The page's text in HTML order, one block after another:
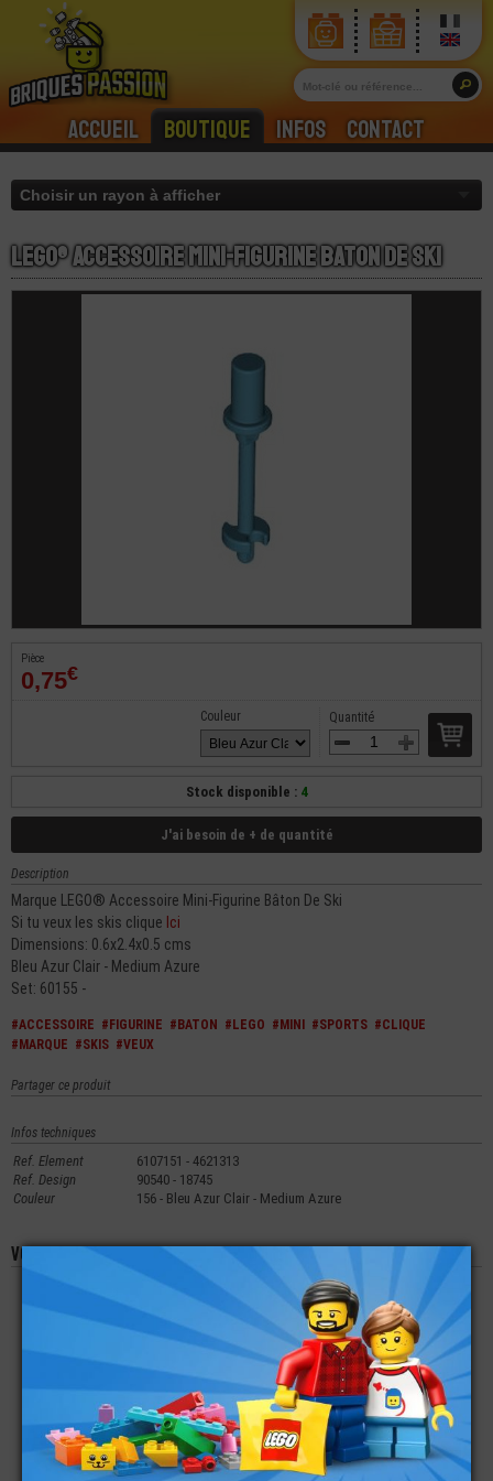
Accueil Boutique Infos Contact
LEGO® Accessoire Mini-Figurine Baton De Ski
Pièce
0,75€
Quantité
Couleur
Stock disponible : 4
J'ai besoin de + de quantité
Description
Marque LEGO® Accessoire Mini-Figurine Bâton De Ski
Si tu veux les skis clique Ici
Dimensions: 0.6x2.4x0.5 cms
Bleu Azur Clair - Medium Azure
Set: 60155 -
#ACCESSOIRE #FIGURINE #BATON #LEGO #MINI #SPORTS #CLIQUE
#MARQUE #SKIS #VEUX
Partager ce produit
Infos techniques
Ref. Element
6107151 - 4621313
Ref. Design
90540 - 18745
Couleur
156 - Bleu Azur Clair - Medium Azure
Vous aimerez aussi les produits suivants
LEGO® ACCESSOIRE
MASQUE CAPTAIN
AMERICA
5,90€
LEGO® MINI-
FIGURINE NINJAGO
BONE HUNTER
9,90€
LEGO® MINI-
FIGURINE TORSE
AVEC VESTE À
FLEURS (3O)
2,99€